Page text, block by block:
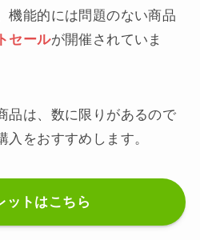
機能的には問題のない商品
セールが開催されていま
品は、数に限りがあるので
をおすすめします。
ットはこちら